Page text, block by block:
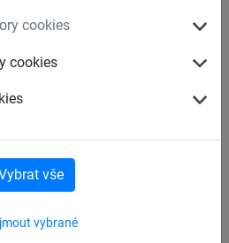
cookies
cookies
vybrané
vše
sítě bez